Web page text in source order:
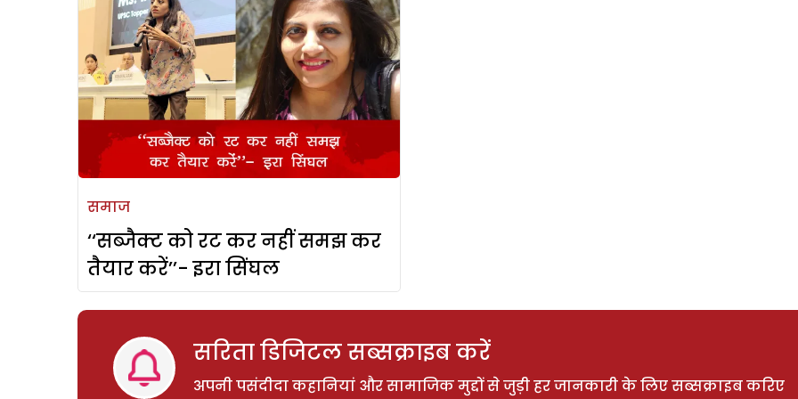
समाज
‘‘सब्जैक्ट को रट कर नहीं समझ कर
तैयार करें’’- इरा सिंघल
सरिता डिजिटल सब्सक्राइब करें
अपनी पसंदीदा कहानियां और सामाजिक मुद्दों से जुड़ी हर जानकारी के लिए सब्सक्राइब करिए